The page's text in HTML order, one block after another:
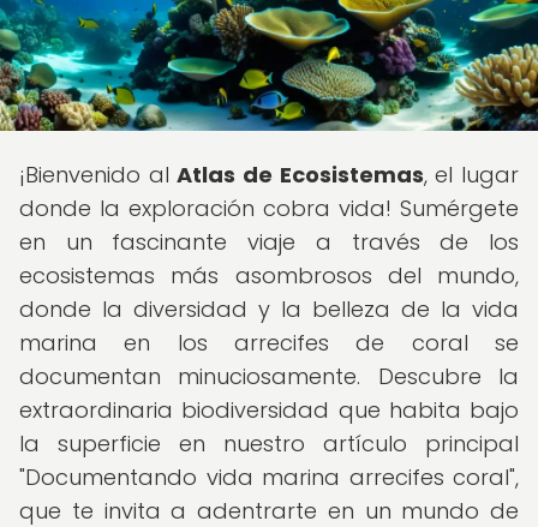
¡Bienvenido alAtlas de Ecosistemas, el lugar
donde la exploración cobra vida! Sumérgete
en un fascinante viaje a través de los
ecosistemas más asombrosos del mundo,
donde la diversidad y la belleza de la vida
marina en los arrecifes de coral se
documentan minuciosamente. Descubre la
extraordinaria biodiversidad que habita bajo
la superficie en nuestro artículo principal
"Documentando vida marina arrecifes coral",
que te invita a adentrarte en un mundo de